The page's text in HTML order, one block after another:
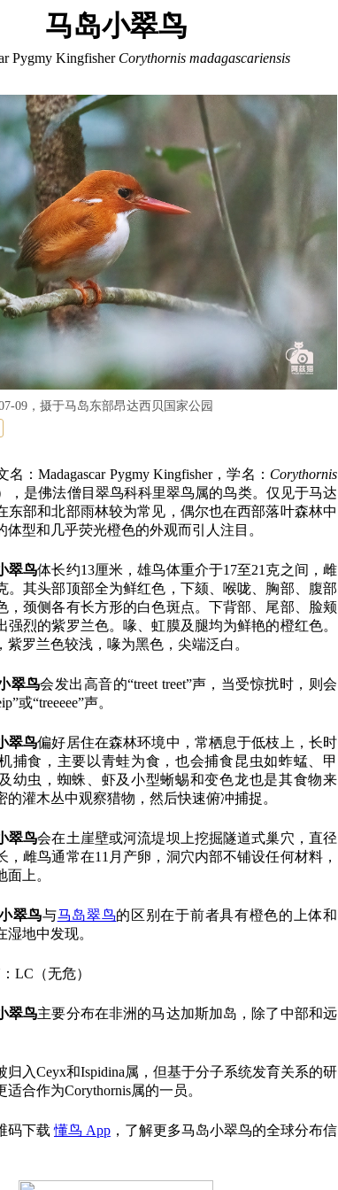
马岛小翠鸟
Pygmy Kingfisher Corythornis madagascariensis
09，摄于马岛东部昂达西贝国家公园
名：Madagascar Pygmy Kingfisher，学名： Corythornis
，是佛法僧目翠鸟科科里翠鸟属的鸟类。仅见于马达
东部和北部雨林较为常见，偶尔也在西部落叶森林中
体型和几乎荧光橙色的外观而引人注目。
翠鸟体长约13厘米，雄鸟体重介于17至21克之间，雌
。其头部顶部全为鲜红色，下颏、喉咙、胸部、腹部
，颈侧各有长方形的白色斑点。下背部、尾部、脸颊
强烈的紫罗兰色。喙、虹膜及腿均为鲜艳的橙红色。
紫罗兰色较浅，喙为黑色，尖端泛白。
翠鸟会发出高音的“treet treet”声，当受惊扰时，则会
或“treeeee”声。
翠鸟偏好居住在森林环境中，常栖息于低枝上，长时
捕食，主要以青蛙为食，也会捕食昆虫如蚱蜢、甲
幼虫，蜘蛛、虾及小型蜥蜴和变色龙也是其食物来
的灌木丛中观察猎物，然后快速俯冲捕捉。
翠鸟会在土崖壁或河流堤坝上挖掘隧道式巢穴，直径
，雌鸟通常在11月产卵，洞穴内部不铺设任何材料，
上。
翠鸟与马岛翠鸟的区别在于前者具有橙色的上体和
地中发现。
LC（无危）
翠鸟主要分布在非洲的马达加斯加岛，除了中部和远
归入Ceyx和Ispidina属，但基于分子系统发育关系的研
合作为Corythornis属的一员。
码下载懂鸟 App ，了解更多马岛小翠鸟的全球分布信